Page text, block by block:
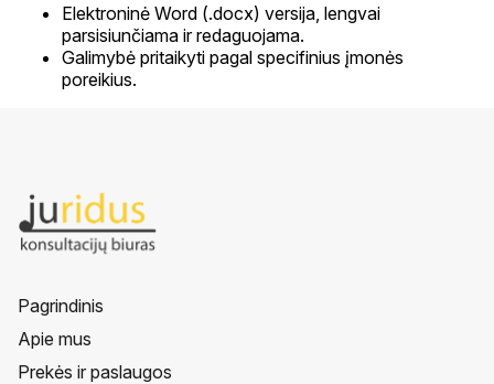
Elektroninė Word (.docx) versija, lengvai
parsisiunčiama ir redaguojama.
Galimybė pritaikyti pagal specifinius įmonės
poreikius.
Pagrindinis
Apie mus
Prekės ir paslaugos